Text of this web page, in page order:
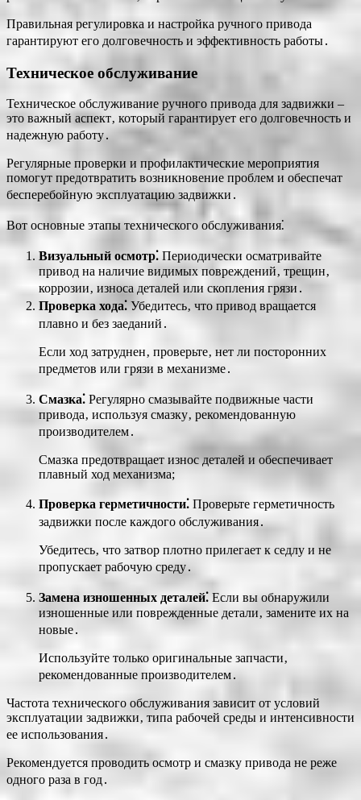
Правильная регулировка и настройка ручного привода
гарантируют его долговечность и эффективность работы․
Техническое обслуживание
Техническое обслуживание ручного привода для задвижки –
это важный аспект‚ который гарантирует его долговечность и
надежную работу․
Регулярные проверки и профилактические мероприятия
помогут предотвратить возникновение проблем и обеспечат
бесперебойную эксплуатацию задвижки․
Вот основные этапы технического обслуживания⁚
Визуальный осмотр⁚ Периодически осматривайте
привод на наличие видимых повреждений‚ трещин‚
коррозии‚ износа деталей или скопления грязи․
Проверка хода⁚ Убедитесь‚ что привод вращается
плавно и без заеданий․
Если ход затруднен‚ проверьте‚ нет ли посторонних
предметов или грязи в механизме․
Смазка⁚ Регулярно смазывайте подвижные части
привода‚ используя смазку‚ рекомендованную
производителем․
Смазка предотвращает износ деталей и обеспечивает
плавный ход механизма;
Проверка герметичности⁚ Проверьте герметичность
задвижки после каждого обслуживания․
Убедитесь‚ что затвор плотно прилегает к седлу и не
пропускает рабочую среду․
Замена изношенных деталей⁚ Если вы обнаружили
изношенные или поврежденные детали‚ замените их на
новые․
Используйте только оригинальные запчасти‚
рекомендованные производителем․
Частота технического обслуживания зависит от условий
эксплуатации задвижки‚ типа рабочей среды и интенсивности
ее использования․
Рекомендуется проводить осмотр и смазку привода не реже
одного раза в год․